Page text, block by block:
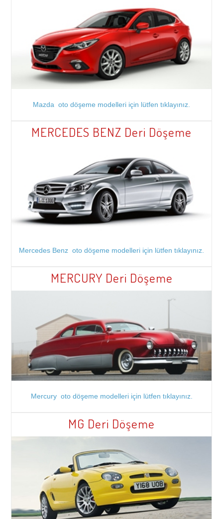
Mazda oto döşeme modelleri için lütfen tıklayınız.
MERCEDES BENZ Deri Döşeme
Mercedes Benz oto döşeme modelleri için lütfen tıklayınız.
MERCURY Deri Döşeme
Mercury oto döşeme modelleri için lütfen tıklayınız.
MG Deri Döşeme